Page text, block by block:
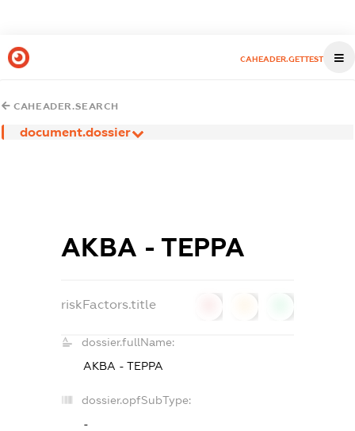
CAHEADER.GETTEST
CAHEADER.SEARCH
document.dossier
АКВА - ТЕРРА
riskFactors.title
dossier.fullName:
АКВА - ТЕРРА
dossier.opfSubType:
-